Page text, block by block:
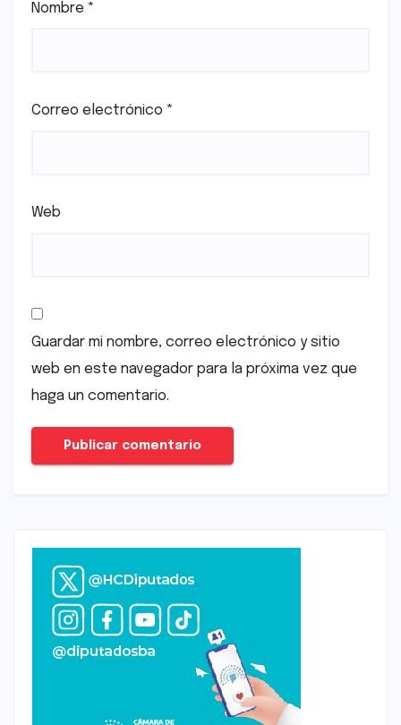
Nombre *
Correo electrónico *
Web
Guardar mi nombre, correo electrónico y sitio
web en este navegador para la próxima vez que
haga un comentario.